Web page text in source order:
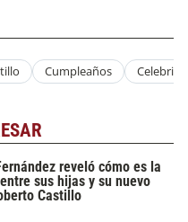
Cumpleaños
reveló cómo es la
sus hijas y su nuevo
Castillo